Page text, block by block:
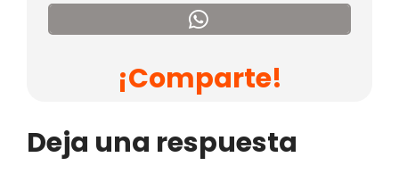
¡Comparte!
Deja una respuesta